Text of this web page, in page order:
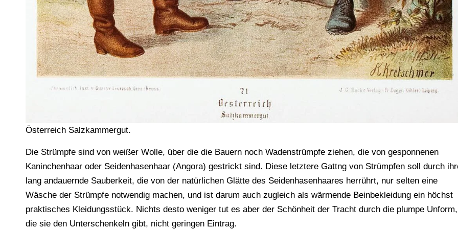
Österreich Salzkammergut.
Die Strümpfe sind von weißer Wolle, über die die Bauern noch Wadenstrümpfe ziehen, die von gesponnenen
Kaninchenhaar oder Seidenhasenhaar (Angora) gestrickt sind. Diese letztere Gattng von Strümpfen soll durch
lang andauernde Sauberkeit, die von der natürlichen Glätte des Seidenhasenhaares herrührt, nur selten eine
Wäsche der Strümpfe notwendig machen, und ist darum auch zugleich als wärmende Beinbekleidung ein höchst
praktisches Kleidungsstück. Nichts desto weniger tut es aber der Schönheit der Tracht durch die plumpe Unform,
die sie den Unterschenkeln gibt, nicht geringen Eintrag.